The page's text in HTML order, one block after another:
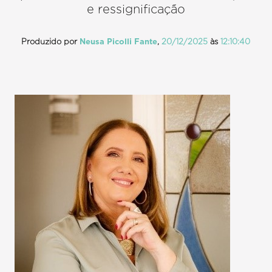
e ressignificação
Produzido por Neusa Picolli Fante, 20/12/2025 às12:10:40